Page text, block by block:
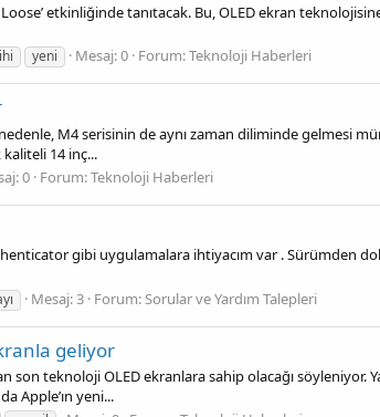
etkinliğinde tanıtacak. Bu, OLED ekran
yeni Mesaj: 0 Forum:Teknoloji Haberleri
M4 serisinin de aynı zaman diliminde gelmesi
kaliteli 14 inç...
0 Forum:Teknoloji Haberleri
gibi uygulamalara ihtiyacım var . Sürümden
Mesaj: 3 Forum:Sorular ve Yardım Talepleri
geliyor
son teknoloji OLED ekranlara sahip olacağı söyleniyor.
Apple’ın yeni...